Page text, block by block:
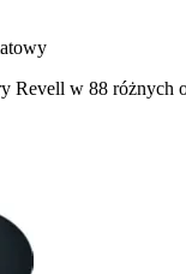
Revell w 88 różnych